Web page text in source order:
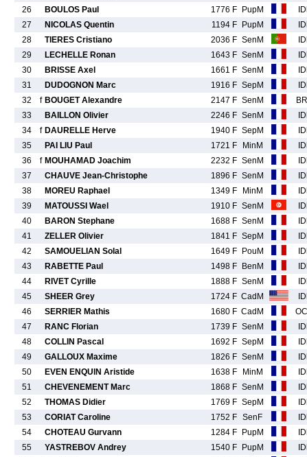
26
BOULOS Paul 1776 F PupM
27
NICOLAS Quentin 1194 F PupM
28
TIERES Cristiano 2036 F SenM
29
LECHELLE Ronan 1643 F SenM
30
BRISSE Axel 1661 F SenM
31
DUDOGNON Marc 1916 F SepM
32
f BOUGET Alexandre 2147 F SenM
33
BAILLON Olivier 2246 F SenM
34
f DAURELLE Herve 1940 F SepM
35
PAI LIU Paul 1721 F MinM
36
f MOUHAMAD Joachim 2232 F SenM
37
CHAUVE Jean-Christophe 1896 F SenM
38
MOREU Raphael 1349 F MinM
39
MATOUSSI Wael 1910 F SenM
40
BARON Stephane 1688 F SenM
41
ZELLER Olivier 1841 F SepM
42
SAMOUELIAN Solal 1649 F PouM
43
RABETTE Paul 1498 F BenM
44
RIVET Cyrille 1888 F SenM
45
SHEER Grey 1724 F CadM
46
SERRIER Mathis 1680 F CadM
47
RANC Florian 1739 F SenM
48
COLLIN Pascal 1692 F SepM
49
GALLOUX Maxime 1826 F SenM
50
EVEN ENQUIN Aristide 1638 F MinM
51
CHEVENEMENT Marc 1868 F SenM
52
THOMAS Didier 1769 F SepM
53
CORIAT Caroline 1752 F SenF
54
CHOTEAU Gurvann 1284 F PupM
55
YASTREBOV Andrey 1540 F PupM